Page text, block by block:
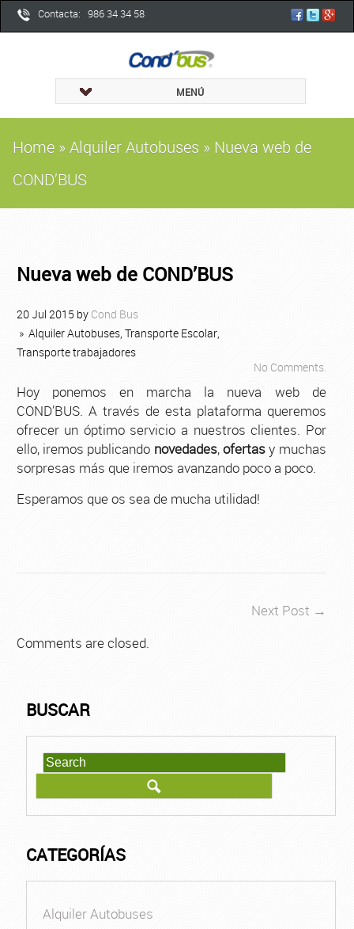
Contacta: 986 34 34 58
MENÚ
Home» Alquiler Autobuses » Nueva web de
COND’BUS
Nueva web de COND’BUS
20Jul 2015 by Cond Bus
» Alquiler Autobuses, Transporte Escolar,
Transporte trabajadores
No Comments.
Hoy ponemos en marcha la nueva web de
COND’BUS. A través de esta plataforma queremos
ofrecer un óptimo servicio a nuestros clientes. Por
ello, iremos publicando novedades,ofertasy muchas
sorpresas más que iremos avanzando poco a poco.
Esperamos que os sea de mucha utilidad!
Next Post →
Comments are closed.
BUSCAR
CATEGORÍAS
Alquiler Autobuses